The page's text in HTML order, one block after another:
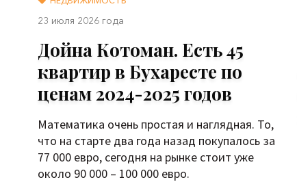
23 июля 2026 года
Дойна Котоман. Есть 45
квартир в Бухаресте по
ценам 2024-2025 годов
Математика очень простая и наглядная. То,
что на старте два года назад покупалось за
77 000 евро, сегодня на рынке стоит уже
около 90 000 – 100 000 евро.